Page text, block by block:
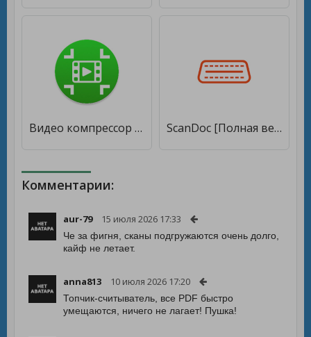
Видео компрессор - Быстрое сжатие видео и фото [Premium] ScanDoc [Полная версия]
Комментарии:
aur-79 15 июля 2026 17:33
Че за фигня, сканы подгружаются очень долго,
кайф не летает.
anna813 10 июля 2026 17:20
Топчик-считыватель, все PDF быстро
умещаются, ничего не лагает! Пушка!